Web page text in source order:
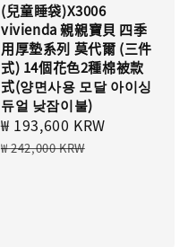
(兒童睡袋)X3006
vivienda 親親寶貝 四季
用厚墊系列 莫代爾 (三件
式) 14個花色2種棉被款
式(양면사용 모달 아이싱
듀얼 낮잠이불)
Sale
price
₩ 193,600 KRW
₩ 242,000 KRW